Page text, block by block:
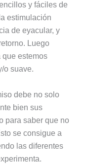
y fáciles de
estimulación
de eyacular, y
Luego
que estemos
o suave.
debe no solo
bien sus
para saber que no
se consigue a
las diferentes